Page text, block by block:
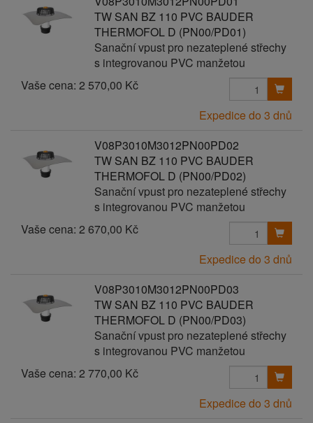
TW SAN BZ 110 PVC BAUDER
THERMOFOL D (PN00/PD01)
Sanační vpust pro nezateplené střechy
s integrovanou PVC manžetou
Vaše cena: 2 570,00 Kč
Expedice do 3 dnů
V08P3010M3012PN00PD02
TW SAN BZ 110 PVC BAUDER
THERMOFOL D (PN00/PD02)
Sanační vpust pro nezateplené střechy
s integrovanou PVC manžetou
Vaše cena: 2 670,00 Kč
Expedice do 3 dnů
V08P3010M3012PN00PD03
TW SAN BZ 110 PVC BAUDER
THERMOFOL D (PN00/PD03)
Sanační vpust pro nezateplené střechy
s integrovanou PVC manžetou
Vaše cena: 2 770,00 Kč
Expedice do 3 dnů